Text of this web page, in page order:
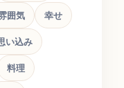
囲気 幸せ
い込み
料理